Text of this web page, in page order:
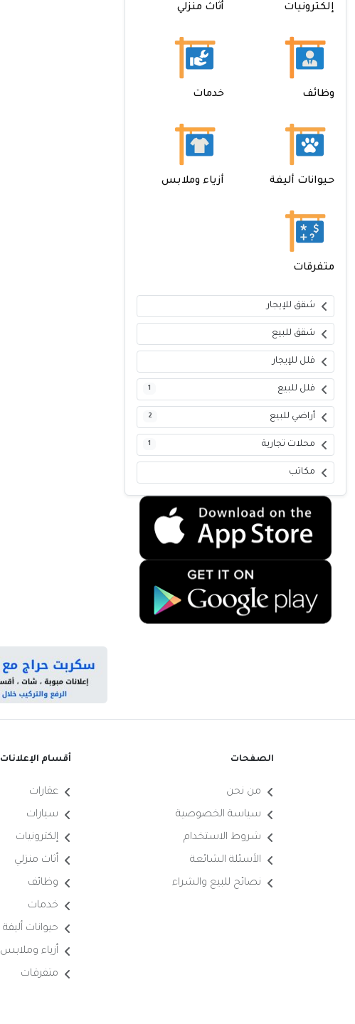
إلكترونيات أثاث منزلي
وظائف خدمات
حيوانات أليفة أزياء وملابس
متفرقات
شقق للإيجار
شقق للبيع
فلل للإيجار
فلل للبيع 1
أراضي للبيع 2
محلات تجارية 1
مكاتب
الصفحات
من نحن
سياسة الخصوصية
شروط الاستخدام
الأسئلة الشائعة
نصائح للبيع والشراء
أقسام الإعلانات
عقارات
سيارات
إلكترونيات
أثاث منزلي
وظائف
خدمات
حيوانات أليفة
أزياء وملابس
متفرقات